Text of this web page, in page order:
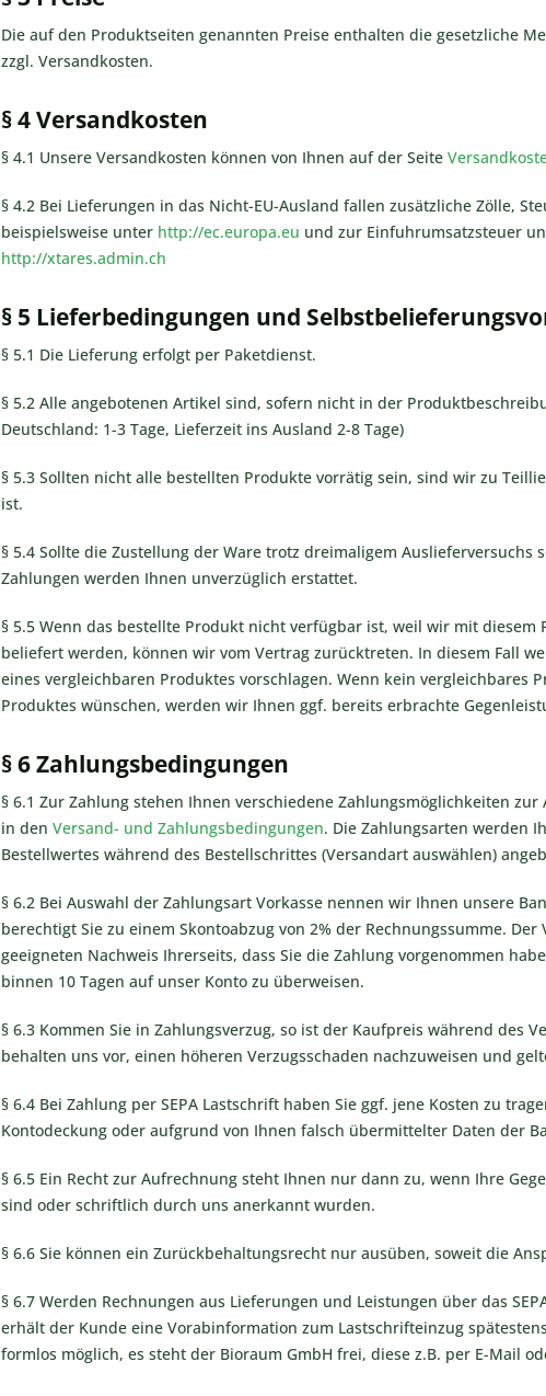
Die auf den Produktseiten genannten Preise enthalten die gesetzliche
zzgl. Versandkosten.
§ 4 Versandkosten
§ 4.1 Unsere Versandkosten können von Ihnen auf der Seite
§ 4.2 Bei Lieferungen in das Nicht-EU-Ausland fallen zusätzliche Zölle,
beispielsweise unter http://ec.europa.eu und zur Einfuhrumsatzsteuer
http://xtares.admin.ch
§ 5 Lieferbedingungen und
§ 5.1 Die Lieferung erfolgt per Paketdienst.
§ 5.2 Alle angebotenen Artikel sind, sofern nicht in der
Deutschland: 1-3 Tage, Lieferzeit ins Ausland 2-8 Tage)
§ 5.3 Sollten nicht alle bestellten Produkte vorrätig sein, sind wir zu
ist.
§ 5.4 Sollte die Zustellung der Ware trotz dreimaligem
Zahlungen werden Ihnen unverzüglich erstattet.
§ 5.5 Wenn das bestellte Produkt nicht verfügbar ist, weil wir mit
beliefert werden, können wir vom Vertrag zurücktreten. In diesem Fall
eines vergleichbaren Produktes vorschlagen. Wenn kein vergleichbares
Produktes wünschen, werden wir Ihnen ggf. bereits erbrachte
§ 6 Zahlungsbedingungen
§ 6.1 Zur Zahlung stehen Ihnen verschiedene Zahlungsmöglichkeiten
in den Versand- und Zahlungsbedingungen. Die Zahlungsarten werden
Bestellwertes während des Bestellschrittes (Versandart auswählen)
§ 6.2 Bei Auswahl der Zahlungsart Vorkasse nennen wir Ihnen unsere
berechtigt Sie zu einem Skontoabzug von 2% der Rechnungssumme.
geeigneten Nachweis Ihrerseits, dass Sie die Zahlung vorgenommen
binnen 10 Tagen auf unser Konto zu überweisen.
§ 6.3 Kommen Sie in Zahlungsverzug, so ist der Kaufpreis während des
behalten uns vor, einen höheren Verzugsschaden nachzuweisen und
§ 6.4 Bei Zahlung per SEPA Lastschrift haben Sie ggf. jene Kosten zu
Kontodeckung oder aufgrund von Ihnen falsch übermittelter Daten der
§ 6.5 Ein Recht zur Aufrechnung steht Ihnen nur dann zu, wenn Ihre
sind oder schriftlich durch uns anerkannt wurden.
§ 6.6 Sie können ein Zurückbehaltungsrecht nur ausüben, soweit die
§ 6.7 Werden Rechnungen aus Lieferungen und Leistungen über das
erhält der Kunde eine Vorabinformation zum Lastschrifteinzug
formlos möglich, es steht der Bioraum GmbH frei, diese z.B. per E-Mail